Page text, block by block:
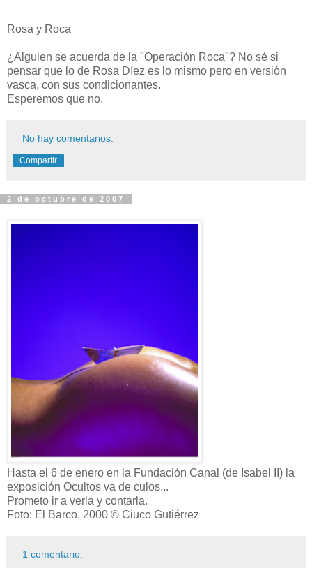
Rosa y Roca
¿Alguien se acuerda de la "Operación Roca"? No sé si
pensar que lo de Rosa Díez es lo mismo pero en versión
vasca, con sus condicionantes.
Esperemos que no.
No hay comentarios:
Compartir
2 de octubre de 2007
Hasta el 6 de enero en la Fundación Canal (de Isabel II) la
exposición Ocultos va de culos...
Prometo ir a verla y contarla.
Foto: El Barco, 2000 © Ciuco Gutiérrez
1 comentario: